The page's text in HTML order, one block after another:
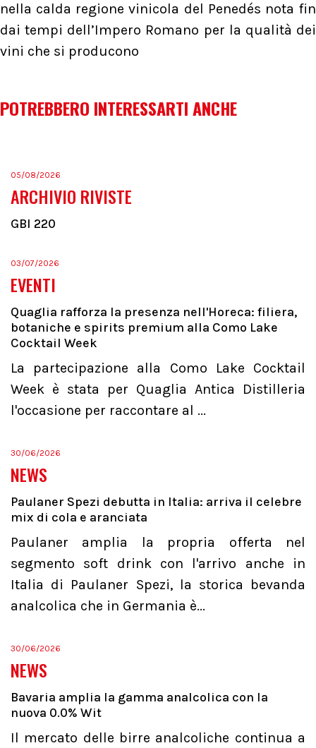
nella calda regione vinicola del Penedés nota fin
dai tempi dell’Impero Romano per la qualità dei
vini che si producono
POTREBBERO INTERESSARTI ANCHE
05/08/2026
ARCHIVIO RIVISTE
GBI 220
03/07/2026
EVENTI
Quaglia rafforza la presenza nell'Horeca: filiera,
botaniche e spirits premium alla Como Lake
Cocktail Week
La partecipazione alla Como Lake Cocktail
Week è stata per Quaglia Antica Distilleria
l'occasione per raccontare al ...
30/06/2026
NEWS
Paulaner Spezi debutta in Italia: arriva il celebre
mix di cola e aranciata
Paulaner amplia la propria offerta nel
segmento soft drink con l'arrivo anche in
Italia di Paulaner Spezi, la storica bevanda
analcolica che in Germania è...
30/06/2026
NEWS
Bavaria amplia la gamma analcolica con la
nuova 0.0% Wit
Il mercato delle birre analcoliche continua a